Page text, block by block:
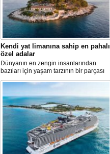
Kendi yat limanına sahip en pahalı
özel adalar
Dünyanın en zengin insanlarından
bazıları için yaşam tarzının bir parçası
sadece bir süper yat değil, aynı
zamanda kendi yat limanı, helikopter
pisti ve seçkin villaları da içeren koca bir
özel adadır.